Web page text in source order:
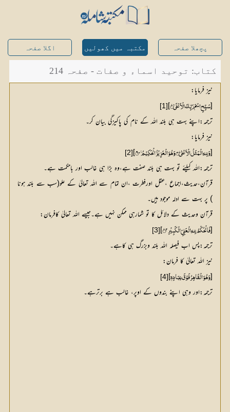
پچھلا صفحہ مکتبہ میں کھولیں اگلا صفحہ
کتاب: توحید اسماء و صفات - صفحہ 214
نیز فرمایا:
[سَبِّحِ اسْمَ رَبِّكَ الْاَعْلَى۝۱]
[1]
ترجمہ:اپنے بہت ہی بلند اللہ کے نام کی پاکیزگی بیان کر۔
نیز فرمایا:
[وَلِلہِ الْمَثَلُ الْاَعْلٰى۝۰ ۶۰]
[2]
ترجمہ:اللہ کیلئے تو بہت ہی بلند صفت ہے،وہ بڑا ہی غالب اور باحکمت ہے۔
قرآن،حدیث،اجماع ،عقل اورفطرت ،ان تمام سے اللہ تعالیٰ کے علو(سب سے بلند ہونا
) پر بہت سے ادلہ موجود ہیں۔
قرآن وحدیث کے دلائل کا تو شمارہی ممکن نہیں ہے۔جیسے اللہ تعالیٰ کافرمان:
[فَالْحُكْمُ لِلہِ الْعَلِيِّ الْكَبِيْرِ۝۱۲]
[3]
ترجمہ:پس اب فیصلہ اللہ بلند وبزرگ ہی کاہے۔
نیز اللہ تعالیٰ کا فرمان:
[وَہُوَالْقَاہِرُ فَوْقَ عِبَادِہٖ ]
[4]
ترجمہ:اور وہی اپنے بندوں کے اوپر، غالب ہے برترہے۔